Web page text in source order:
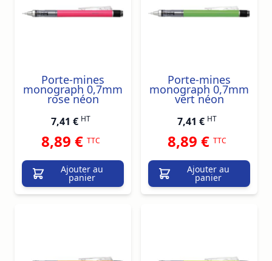
Porte-mines
monograph 0,7mm
rose néon
7,41 € HT
8,89 € TTC
Ajouter au
panier
Porte-mines
monograph 0,7mm
vert néon
7,41 € HT
8,89 € TTC
Ajouter au
panier